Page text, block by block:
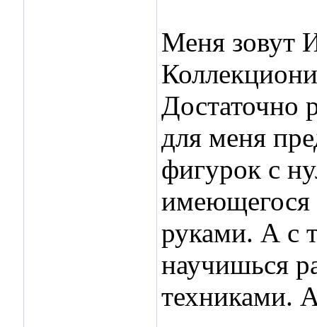
Меня зовут
Достаточно
для меня
фигурок с
имеющегося
руками. А с
научишься
техниками.